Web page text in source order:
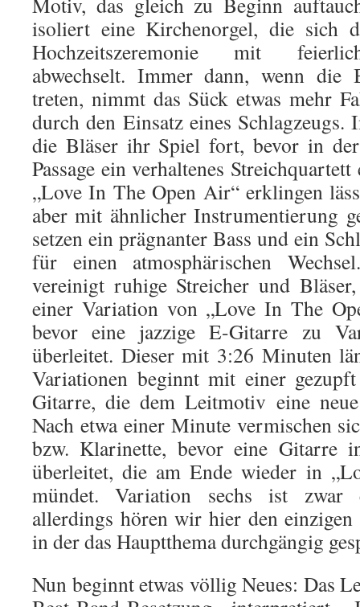
isoliert eine Kirchenorgel, die sich
Hochzeitszeremonie mit
abwechselt. Immer dann, wenn die
treten, nimmt das Sück etwas mehr
durch den Einsatz eines Schlagzeugs.
die Bläser ihr Spiel fort, bevor in
Passage ein verhaltenes
„Love In The Open Air“ erklingen
aber mit ähnlicher Instrumentierung
setzen ein prägnanter Bass und ein
für einen atmosphärischen
vereinigt ruhige Streicher und
einer Variation von „Love In The
bevor eine jazzige E-Gitarre zu
überleitet. Dieser mit 3:26 Minuten
Variationen beginnt mit einer gezupft
Gitarre, die dem Leitmotiv eine
Nach etwa einer Minute vermischen
bzw. Klarinette, bevor eine Gitarre
überleitet, die am Ende wieder in
mündet. Variation sechs ist zwar
allerdings hören wir hier den
in der das Hauptthema durchgängig
Nun beginnt etwas völlig Neues: Das